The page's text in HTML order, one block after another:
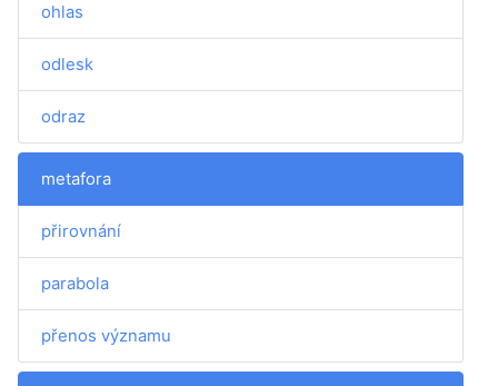
ohlas
odlesk
odraz
metafora
přirovnání
parabola
přenos významu